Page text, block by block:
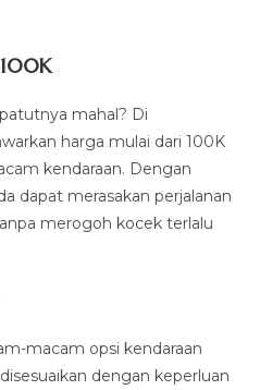
mahal? Di
harga mulai dari 100K
kendaraan. Dengan
dapat merasakan perjalanan
merogoh kocek terlalu
macam opsi kendaraan
dengan keperluan